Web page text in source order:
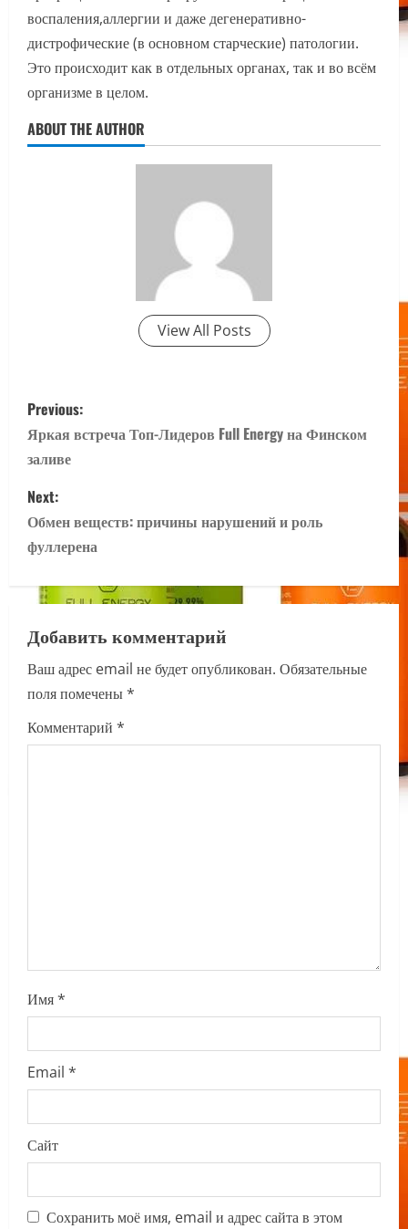
воспаления,аллергии и даже дегенеративно-
дистрофические (в основном старческие) патологии.
Это происходит как в отдельных органах, так и во всём
организме в целом.
ABOUT THE AUTHOR
View All Posts
P
o
s
t
n
a
v
i
g
a
Previous:
Яркая встреча Топ-Лидеров Full Energy на Финском
заливе
Next:
Обмен веществ: причины нарушений и роль
фуллерена
Добавить комментарий
Ваш адрес email не будет опубликован. Обязательные
поля помечены*
Комментарий *
Имя*
Email *
Сайт
Сохранить моё имя, email и адрес сайта в этом